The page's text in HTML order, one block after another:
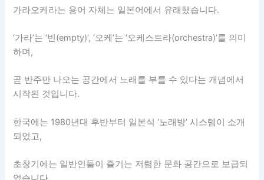
가라오케라는 용어 자체는 일본어에서 유래했습니다.
‘가라’는 ‘빈(empty)’, ‘오케’는 ‘오케스트라(orchestra)’를 의미
하며,
곧 반주만 나오는 공간에서 노래를 부를 수 있다는 개념에서
시작된 것입니다.
한국에는 1980년대 후반부터 일본식 ‘노래방’ 시스템이 소개
되었고,
초창기에는 일반인들이 즐기는 저렴한 문화 공간으로 보급되